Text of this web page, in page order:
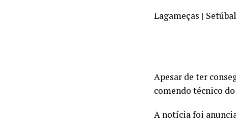
Lagameças | Setúbal
Apesar de ter
comendo técnico
A notícia foi